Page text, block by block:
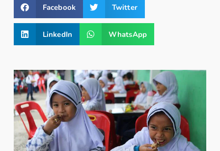
Facebook Twitter
LinkedIn WhatsApp